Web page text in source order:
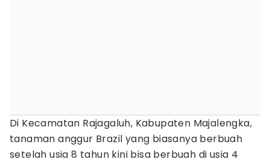
Di Kecamatan Rajagaluh, Kabupaten Majalengka,
tanaman anggur Brazil yang biasanya berbuah
setelah usia 8 tahun kini bisa berbuah di usia 4